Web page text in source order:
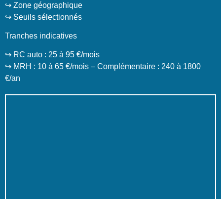
↪️ Zone géographique
↪️ Seuils sélectionnés
Tranches indicatives
↪️ RC auto : 25 à 95 €/mois
↪️ MRH : 10 à 65 €/mois – Complémentaire : 240 à 1800
€/an